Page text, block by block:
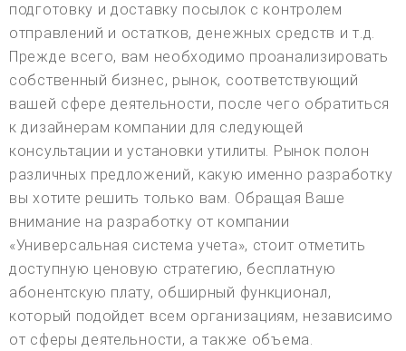
подготовку и доставку посылок с контролем
отправлений и остатков, денежных средств и т.д.
Прежде всего, вам необходимо проанализировать
собственный бизнес, рынок, соответствующий
вашей сфере деятельности, после чего обратиться
к дизайнерам компании для следующей
консультации и установки утилиты. Рынок полон
различных предложений, какую именно разработку
вы хотите решить только вам. Обращая Ваше
внимание на разработку от компании
«Универсальная система учета», стоит отметить
доступную ценовую стратегию, бесплатную
абонентскую плату, обширный функционал,
который подойдет всем организациям, независимо
от сферы деятельности, а также объема.